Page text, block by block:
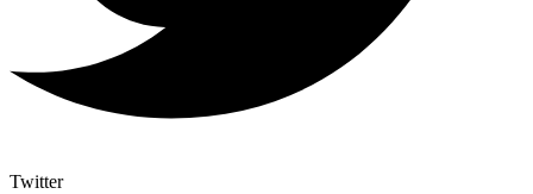
Twitter